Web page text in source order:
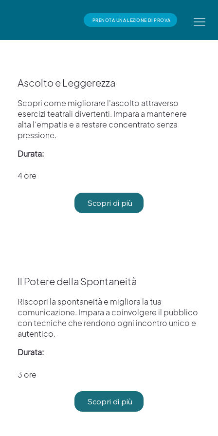
PRENOTA UNA LEZIONE DI PROVA
Ascolto e Leggerezza
Scopri come migliorare l'ascolto attraverso
esercizi teatrali divertenti. Impara a mantenere
alta l'empatia e a restare concentrato senza
pressione.
Durata:
4 ore
Scopri di più
Il Potere della Spontaneità
Riscopri la spontaneità e migliora la tua
comunicazione. Impara a coinvolgere il pubblico
con tecniche che rendono ogni incontro unico e
autentico.
Durata:
3 ore
Scopri di più